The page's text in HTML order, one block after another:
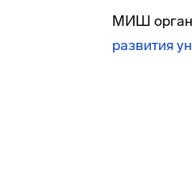
МИШ
развития